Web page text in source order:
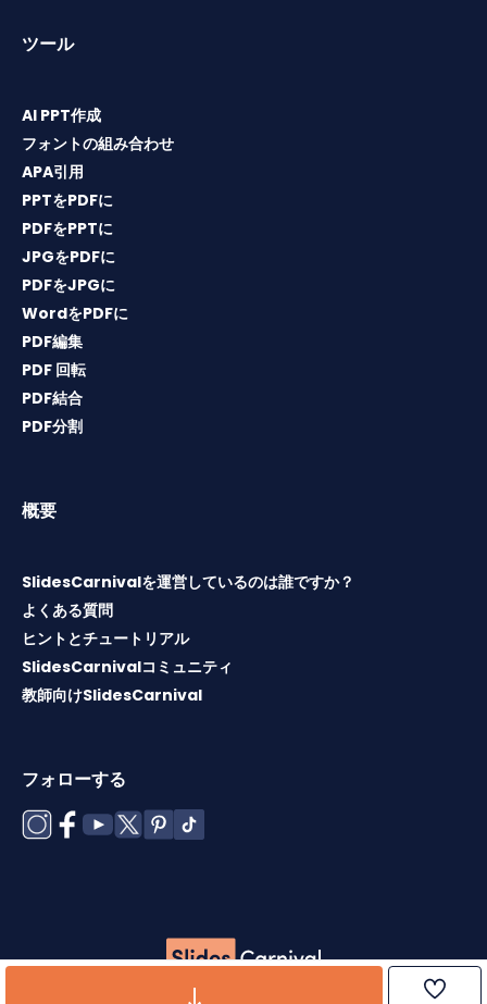
ツール
AI PPT作成
フォントの組み合わせ
APA引用
PPTをPDFに
PDFをPPTに
JPGをPDFに
PDFをJPGに
WordをPDFに
PDF編集
PDF 回転
PDF結合
PDF分割
概要
SlidesCarnivalを運営しているのは誰ですか？
よくある質問
ヒントとチュートリアル
SlidesCarnivalコミュニティ
教師向けSlidesCarnival
フォローする
テンプレートライセンス·ク